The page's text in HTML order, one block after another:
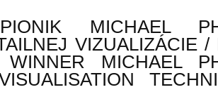
MICHAEL
VIZUALIZÁCIE /
WINNER MICHAEL